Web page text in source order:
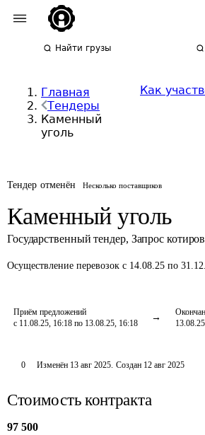
Найти грузы
Главная
Тендеры
Каменный
уголь
Как
Тендер отменён Несколько поставщиков
Каменный уголь
Государственный тендер, Запрос
Осуществление перевозок с 14.08.25 по
Приём предложений
с 11.08.25, 16:18 по 13.08.25, 16:18
0 Изменён 13 авг 2025. Создан 12 авг 2025
Стоимость контракта
97 500